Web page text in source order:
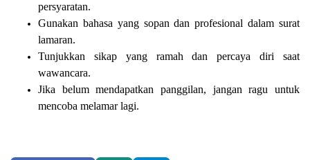
persyaratan.
Gunakan bahasa yang sopan dan profesional dalam surat
lamaran.
Tunjukkan sikap yang ramah dan percaya diri saat
wawancara.
Jika belum mendapatkan panggilan, jangan ragu untuk
mencoba melamar lagi.